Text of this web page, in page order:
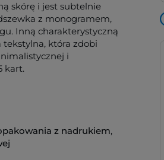
skórę i jest subtelnie
z monogramem,
Inną charakterystyczną
która zdobi
i
kart.
z nadrukiem,